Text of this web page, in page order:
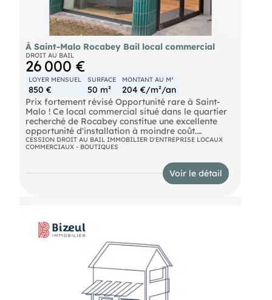
À Saint-Malo Rocabey Bail local commercial
DROIT AU BAIL
26 000 €
LOYER MENSUEL
850 €
SURFACE
50 m²
MONTANT AU M²
204 €/m²/an
Prix fortement révisé Opportunité rare à Saint-
Malo ! Ce local commercial situé dans le quartier
recherché de Rocabey constitue une excellente
opportunité d'installation à moindre coût.
=>Emplacement : Avenue passante Vitrine sur rue
(2,50 m) Quartier dynamique => Local : Surface :
m²) Couloir avec salle d’attente 1 pièce lumineuse
au fond (bureau / détente) Cuisine encastrée
à exploiter Pour plus d’informations ou organiser
une visite, merci de me contacter.
CESSION DROIT AU BAIL IMMOBILIER D'ENTREPRISE LOCAUX
COMMERCIAUX - BOUTIQUES
Voir le détail